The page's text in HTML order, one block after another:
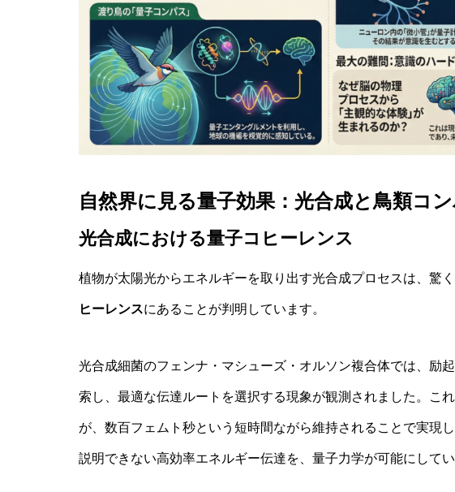
自然界に見る量子効果：光合成と鳥類コ
光合成における量子コヒーレンス
植物が太陽光からエネルギーを取り出す光合成プロセスは、驚
ヒーレンスにあることが判明しています。
光合成細菌のフェンナ・マシューズ・オルソン複合体では、励
索し、最適な伝達ルートを選択する現象が観測されました。こ
が、数百フェムト秒という短時間ながら維持されることで実現
説明できない高効率エネルギー伝達を、量子力学が可能にしてい